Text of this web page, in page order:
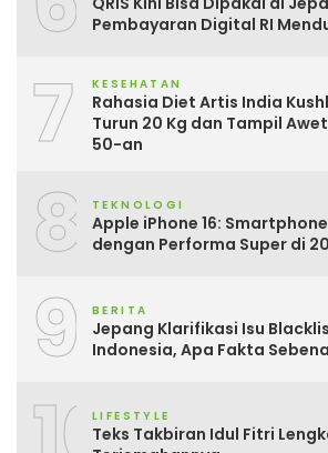
Pembayaran Digital RI
7 KESEHATAN
Rahasia Diet Artis India
Turun 20 Kg dan Tampil
50-an
8 TEKNOLOGI
Apple iPhone 16:
dengan Performa Super di
9 BERITA
Jepang Klarifikasi Isu
Indonesia, Apa Fakta
LIFESTYLE
Teks Takbiran Idul Fitri